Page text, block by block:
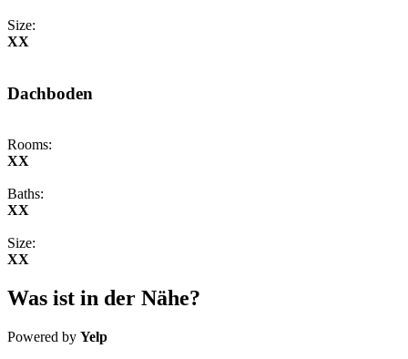
Size:
XX
Dachboden
Rooms:
XX
Baths:
XX
Size:
XX
Was ist in der Nähe?
Powered by Yelp